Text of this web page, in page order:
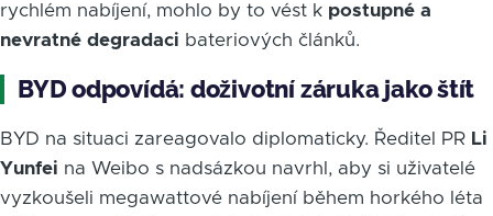
rychlém nabíjení, mohlo by to vést k postupné a
nevratné degradaci bateriových článků.
BYD odpovídá: doživotní záruka jako štít
BYD na situaci zareagovalo diplomaticky. Ředitel PR Li
Yunfei na Weibo s nadsázkou navrhl, aby si uživatelé
vyzkoušeli megawattové nabíjení během horkého léta